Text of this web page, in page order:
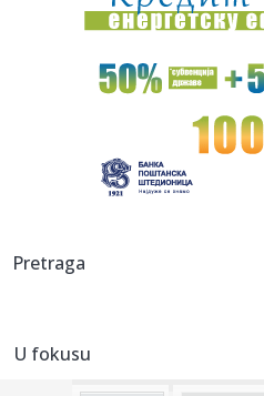
10:00:Дачић: Ватргасци-
10:02:Bivši zaposleni u
OpenAI?
Novo istraživanje
10:00:Agroanalitičar: Država
kikirikija
09:58:
Pretraga
U fokusu